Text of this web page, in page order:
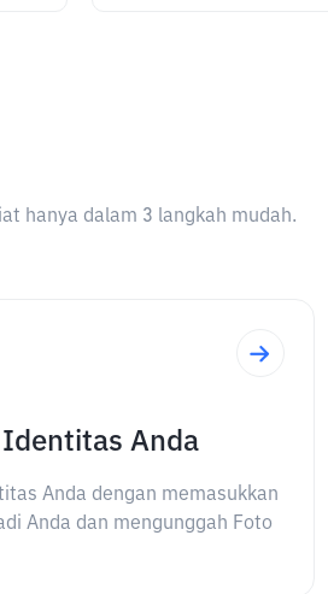
hanya dalam 3 langkah mudah.
Anda
Anda dengan memasukkan
Anda dan mengunggah Foto